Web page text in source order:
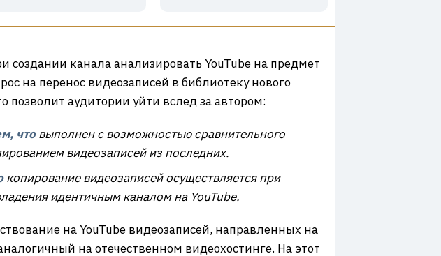
канала анализировать YouTube на предмет
на перенос видеозаписей в библиотеку нового
позволит аудитории уйти вслед за автором:
чтовыполнен с возможностью сравнительного
видеозаписей из последних.
копирование видеозаписей осуществляется при
идентичным каналом на YouTube.
на YouTube видеозаписей, направленных на
на отечественном видеохостинге. На этот